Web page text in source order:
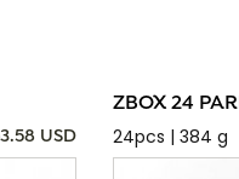
USD
ZBOX 24
24pcs | 384 g